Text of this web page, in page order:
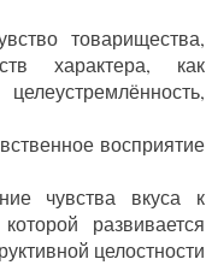
товарищества,
характера, как
восприятие
чувства вкуса к
развивается
целостности